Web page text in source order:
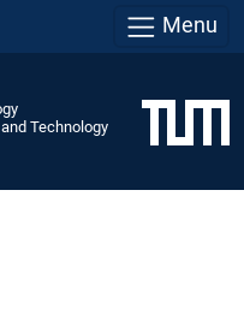
Menu
Technology